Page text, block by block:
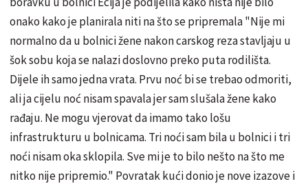
onako kako je planirala niti na što se pripremala "Nije mi
normalno da u bolnici žene nakon carskog reza stavljaju u
šok sobu koja se nalazi doslovno preko puta rodilišta.
Dijele ih samo jedna vrata. Prvu noć bi se trebao odmoriti,
ali ja cijelu noć nisam spavala jer sam slušala žene kako
rađaju. Ne mogu vjerovat da imamo tako lošu
infrastrukturu u bolnicama. Tri noći sam bila u bolnici i tri
noći nisam oka sklopila. Sve mi je to bilo nešto na što me
nitko nije pripremio." Povratak kući donio je nove izazove i